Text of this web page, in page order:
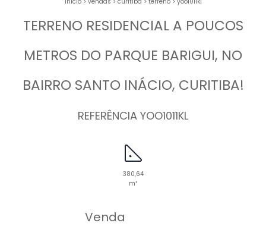
TERRENO RESIDENCIAL A POUCOS
METROS DO PARQUE BARIGUI, NO
BAIRRO SANTO INÁCIO, CURITIBA!
REFERÊNCIA YOO1011KL
380,64
m²
Venda